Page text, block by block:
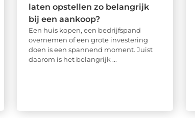
laten opstellen zo belangrijk
bij een aankoop?
Een huis kopen, een bedrijfspand
overnemen of een grote investering
doen is een spannend moment. Juist
daarom is het belangrijk ...